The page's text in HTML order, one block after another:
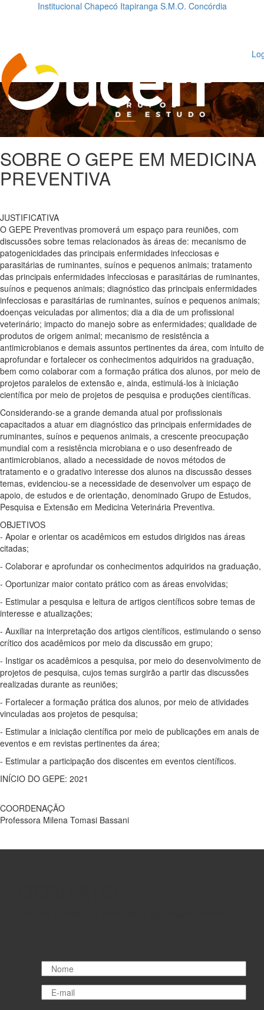
Institucional Chapecó Itapiranga S.M.O. Concórdia
SOBRE O GEPE EM MEDICINA
PREVENTIVA
JUSTIFICATIVA
O GEPE Preventivas promoverá um espaço para reuniões, com
discussões sobre temas relacionados às áreas de: mecanismo de
patogenicidades das principais enfermidades infecciosas e
parasitárias de ruminantes, suínos e pequenos animais; tratamento
das principais enfermidades infecciosas e parasitárias de ruminantes,
suínos e pequenos animais; diagnóstico das principais enfermidades
infecciosas e parasitárias de ruminantes, suínos e pequenos animais;
doenças veiculadas por alimentos; dia a dia de um profissional
veterinário; impacto do manejo sobre as enfermidades; qualidade de
produtos de origem animal; mecanismo de resistência a
antimicrobianos e demais assuntos pertinentes da área, com intuito de
aprofundar e fortalecer os conhecimentos adquiridos na graduação,
bem como colaborar com a formação prática dos alunos, por meio de
projetos paralelos de extensão e, ainda, estimulá-los à iniciação
científica por meio de projetos de pesquisa e produções científicas.
Considerando-se a grande demanda atual por profissionais
capacitados a atuar em diagnóstico das principais enfermidades de
ruminantes, suínos e pequenos animais, a crescente preocupação
mundial com a resistência microbiana e o uso desenfreado de
antimicrobianos, aliado a necessidade de novos métodos de
tratamento e o gradativo interesse dos alunos na discussão desses
temas, evidenciou-se a necessidade de desenvolver um espaço de
apoio, de estudos e de orientação, denominado Grupo de Estudos,
Pesquisa e Extensão em Medicina Veterinária Preventiva.
OBJETIVOS
- Apoiar e orientar os acadêmicos em estudos dirigidos nas áreas
citadas;
- Colaborar e aprofundar os conhecimentos adquiridos na graduação,
- Oportunizar maior contato prático com as áreas envolvidas;
- Estimular a pesquisa e leitura de artigos científicos sobre temas de
interesse e atualizações;
- Auxiliar na interpretação dos artigos científicos, estimulando o senso
crítico dos acadêmicos por meio da discussão em grupo;
- Instigar os acadêmicos a pesquisa, por meio do desenvolvimento de
projetos de pesquisa, cujos temas surgirão a partir das discussões
realizadas durante as reuniões;
- Fortalecer a formação prática dos alunos, por meio de atividades
vinculadas aos projetos de pesquisa;
- Estimular a iniciação científica por meio de publicações em anais de
eventos e em revistas pertinentes da área;
- Estimular a participação dos discentes em eventos científicos.
INÍCIO DO GEPE: 2021
COORDENAÇÃO
Professora Milena Tomasi Bassani